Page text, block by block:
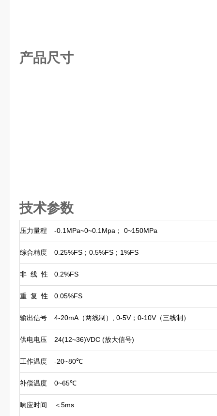
产品尺寸
技术参数
压力量程 -0.1MPa~0~0.1Mpa； 0~150MPa
综合精度 0.25%FS；0.5%FS；1%FS
非 线 性 0.2%FS
重 复 性 0.05%FS
输出信号 4-20mA（两线制）, 0-5V；0-10V（三线制）
供电电压 24(12~36)VDC (放大信号)
工作温度 -20~80℃
补偿温度 0~65℃
响应时间 ＜5ms